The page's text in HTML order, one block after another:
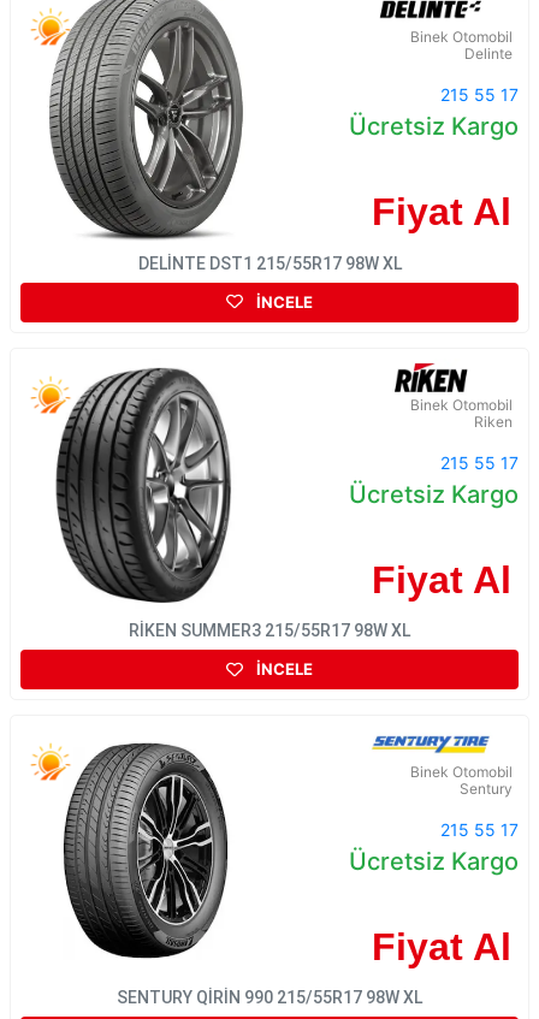
Binek Otomobil
Delinte
215 55 17
Ücretsiz Kargo
Fiyat Al
DELİNTE DST1 215/55R17 98W XL
İNCELE
Binek Otomobil
Riken
215 55 17
Ücretsiz Kargo
Fiyat Al
RİKEN SUMMER3 215/55R17 98W XL
İNCELE
Binek Otomobil
Sentury
215 55 17
Ücretsiz Kargo
Fiyat Al
SENTURY QİRİN 990 215/55R17 98W XL